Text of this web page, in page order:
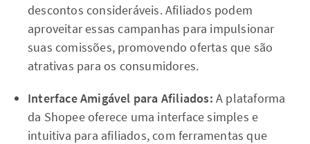
descontos consideráveis. Afiliados podem
aproveitar essas campanhas para impulsionar
suas comissões, promovendo ofertas que são
atrativas para os consumidores.
Interface Amigável para Afiliados: A plataforma
da Shopee oferece uma interface simples e
intuitiva para afiliados, com ferramentas que